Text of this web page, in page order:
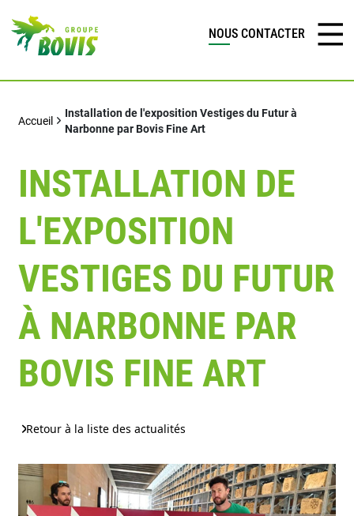
NOUS CONTACTER
Accueil
Installation de l'exposition Vestiges du Futur à
Narbonne par Bovis Fine Art
INSTALLATION DE
L'EXPOSITION
VESTIGES DU FUTUR
À NARBONNE PAR
BOVIS FINE ART
Retour à la liste des actualités